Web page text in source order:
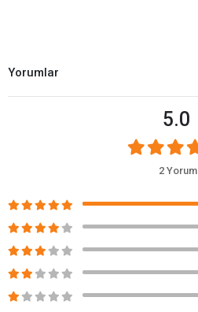
Yorumlar
5.0
2 Yorum